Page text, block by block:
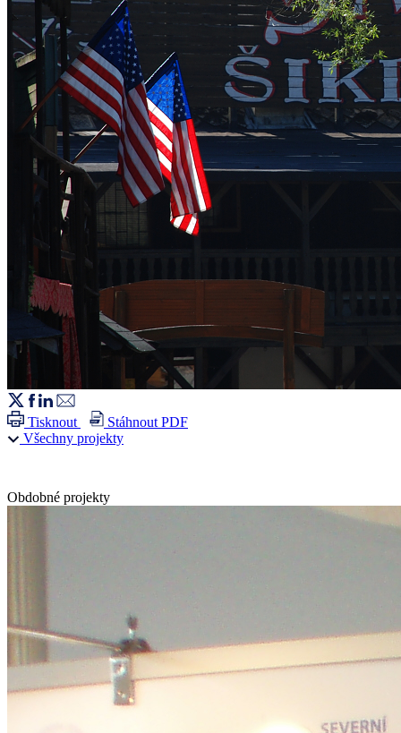
Tisknout
Stáhnout PDF
Všechny projekty
Obdobné projekty